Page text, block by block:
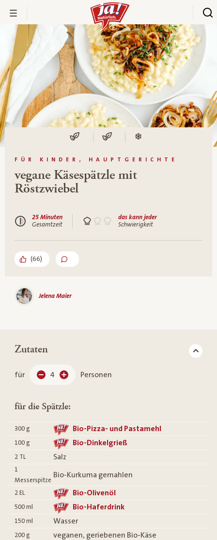
FÜR KINDER, HAUPTGERICHTE
vegane Käsespätzle mit
Röstzwiebel
25 Minuten
Gesamtzeit
das kann jeder
Schwierigkeit
(66)
Jelena Maier
Zutaten
für 4 Personen
für die Spätzle:
300 g Bio-Pizza- und Pastamehl
100 g Bio-Dinkelgrieß
2 TL Salz
1
Messerspitze
Bio-Kurkuma gemahlen
2 EL Bio-Olivenöl
500 ml Bio-Haferdrink
150 ml Wasser
200 g veganen, geriebenen Bio-Käse